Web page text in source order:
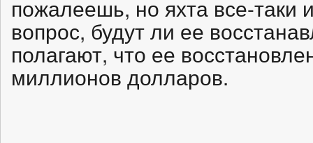
пожалеешь, но яхта все-таки
вопрос, будут ли ее
полагают, что ее
миллионов долларов.